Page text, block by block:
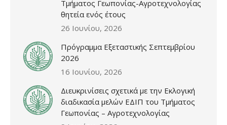
Τμήματος Γεωπονίας-Αγροτεχνολογίας
θητεία ενός έτους
26 Ιουνίου, 2026
Πρόγραμμα Εξεταστικής Σεπτεμβρίου
2026
16 Ιουνίου, 2026
Διευκρινίσεις σχετικά με την Εκλογική
διαδικασία μελών ΕΔΙΠ του Τμήματος
Γεωπονίας – Αγροτεχνολογίας